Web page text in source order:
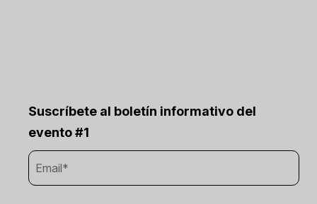
Suscríbete al boletín informativo del
evento #1